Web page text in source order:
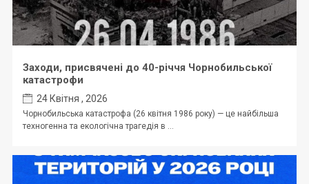
Заходи, присвячені до 40-річчя Чорнобильської
катастрофи
24 Квітня , 2026
Чорнобильська катастрофа (26 квітня 1986 року) — це найбільша
техногенна та екологічна трагедія в ...